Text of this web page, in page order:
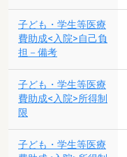
子ども・学生等医療
費助成<入院>自己負
担－備考
子ども・学生等医療
費助成<入院>所得制
限
子ども・学生等医療